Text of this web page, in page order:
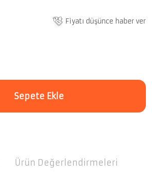
Fiyatı düşünce haber ver
Sepete Ekle
Ürün Değerlendirmeleri